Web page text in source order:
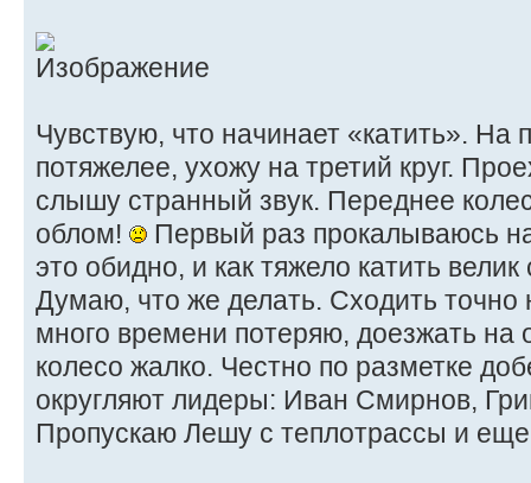
Чувствую, что начинает «катить». На
потяжелее, ухожу на третий круг.
слышу странный звук. Переднее
облом!
Первый раз прокалываюсь
это обидно, и как тяжело катить
Думаю, что же делать. Сходить точно
много времени потеряю, доезжать на
колесо жалко. Честно по разметке
округляют лидеры: Иван Смирнов,
Пропускаю Лешу с теплотрассы и еще